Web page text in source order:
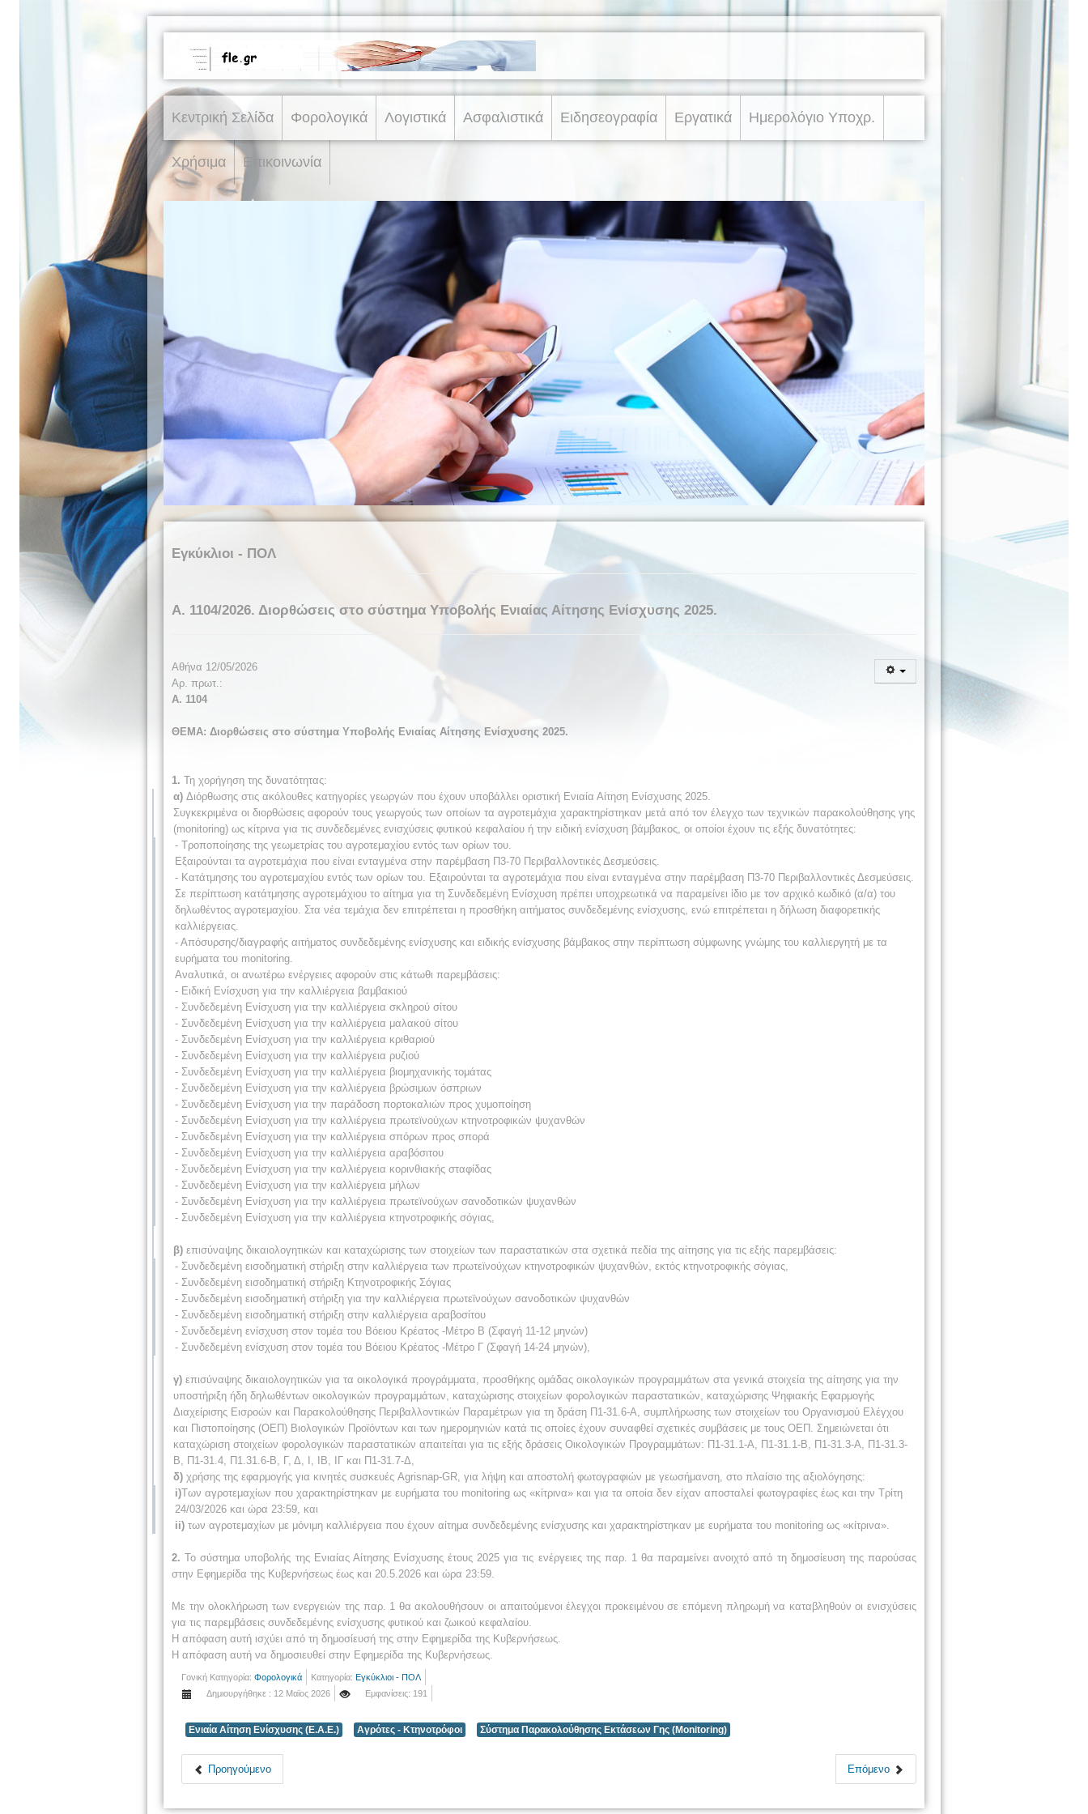
Κεντρική Σελίδα Φορολογικά Λογιστικά Ασφαλιστικά Ειδησεογραφία Εργατικά Ημερολόγιο Υποχρ.
Χρήσιμα Επικοινωνία
Εγκύκλιοι - ΠΟΛ
Α. 1104/2026. Διορθώσεις στο σύστημα Υποβολής Ενιαίας Αίτησης Ενίσχυσης 2025.
Αθήνα 12/05/2026
Αρ. πρωτ.:
Α. 1104
ΘΕΜΑ: Διορθώσεις στο σύστημα Υποβολής Ενιαίας Αίτησης Ενίσχυσης 2025.
1. Τη χορήγηση της δυνατότητας:
α) Διόρθωσης στις ακόλουθες κατηγορίες γεωργών που έχουν υποβάλλει οριστική Ενιαία Αίτηση Ενίσχυσης 2025.
Συγκεκριμένα οι διορθώσεις αφορούν τους γεωργούς των οποίων τα αγροτεμάχια χαρακτηρίστηκαν μετά από τον έλεγχο των τεχνικών παρακολούθησης γης
(monitoring) ως κίτρινα για τις συνδεδεμένες ενισχύσεις φυτικού κεφαλαίου ή την ειδική ενίσχυση βάμβακος, οι οποίοι έχουν τις εξής δυνατότητες:
- Τροποποίησης της γεωμετρίας του αγροτεμαχίου εντός των ορίων του.
Εξαιρούνται τα αγροτεμάχια που είναι ενταγμένα στην παρέμβαση Π3-70 Περιβαλλοντικές Δεσμεύσεις.
- Κατάτμησης του αγροτεμαχίου εντός των ορίων του. Εξαιρούνται τα αγροτεμάχια που είναι ενταγμένα στην παρέμβαση Π3-70 Περιβαλλοντικές Δεσμεύσεις.
Σε περίπτωση κατάτμησης αγροτεμάχιου το αίτημα για τη Συνδεδεμένη Ενίσχυση πρέπει υποχρεωτικά να παραμείνει ίδιο με τον αρχικό κωδικό (α/α) του
δηλωθέντος αγροτεμαχίου. Στα νέα τεμάχια δεν επιτρέπεται η προσθήκη αιτήματος συνδεδεμένης ενίσχυσης, ενώ επιτρέπεται η δήλωση διαφορετικής
καλλιέργειας.
- Απόσυρσης/διαγραφής αιτήματος συνδεδεμένης ενίσχυσης και ειδικής ενίσχυσης βάμβακος στην περίπτωση σύμφωνης γνώμης του καλλιεργητή με τα
ευρήματα του monitoring.
Αναλυτικά, οι ανωτέρω ενέργειες αφορούν στις κάτωθι παρεμβάσεις:
- Ειδική Ενίσχυση για την καλλιέργεια βαμβακιού
- Συνδεδεμένη Ενίσχυση για την καλλιέργεια σκληρού σίτου
- Συνδεδεμένη Ενίσχυση για την καλλιέργεια μαλακού σίτου
- Συνδεδεμένη Ενίσχυση για την καλλιέργεια κριθαριού
- Συνδεδεμένη Ενίσχυση για την καλλιέργεια ρυζιού
- Συνδεδεμένη Ενίσχυση για την καλλιέργεια βιομηχανικής τομάτας
- Συνδεδεμένη Ενίσχυση για την καλλιέργεια βρώσιμων όσπριων
- Συνδεδεμένη Ενίσχυση για την παράδοση πορτοκαλιών προς χυμοποίηση
- Συνδεδεμένη Ενίσχυση για την καλλιέργεια πρωτεϊνούχων κτηνοτροφικών ψυχανθών
- Συνδεδεμένη Ενίσχυση για την καλλιέργεια σπόρων προς σπορά
- Συνδεδεμένη Ενίσχυση για την καλλιέργεια αραβόσιτου
- Συνδεδεμένη Ενίσχυση για την καλλιέργεια κορινθιακής σταφίδας
- Συνδεδεμένη Ενίσχυση για την καλλιέργεια μήλων
- Συνδεδεμένη Ενίσχυση για την καλλιέργεια πρωτεϊνούχων σανοδοτικών ψυχανθών
- Συνδεδεμένη Ενίσχυση για την καλλιέργεια κτηνοτροφικής σόγιας,
β) επισύναψης δικαιολογητικών και καταχώρισης των στοιχείων των παραστατικών στα σχετικά πεδία της αίτησης για τις εξής παρεμβάσεις:
- Συνδεδεμένη εισοδηματική στήριξη στην καλλιέργεια των πρωτεϊνούχων κτηνοτροφικών ψυχανθών, εκτός κτηνοτροφικής σόγιας,
- Συνδεδεμένη εισοδηματική στήριξη Κτηνοτροφικής Σόγιας
- Συνδεδεμένη εισοδηματική στήριξη για την καλλιέργεια πρωτεϊνούχων σανοδοτικών ψυχανθών
- Συνδεδεμένη εισοδηματική στήριξη στην καλλιέργεια αραβοσίτου
- Συνδεδεμένη ενίσχυση στον τομέα του Βόειου Κρέατος -Μέτρο Β (Σφαγή 11-12 μηνών)
- Συνδεδεμένη ενίσχυση στον τομέα του Βόειου Κρέατος -Μέτρο Γ (Σφαγή 14-24 μηνών),
γ) επισύναψης δικαιολογητικών για τα οικολογικά προγράμματα, προσθήκης ομάδας οικολογικών προγραμμάτων στα γενικά στοιχεία της αίτησης για την
υποστήριξη ήδη δηλωθέντων οικολογικών προγραμμάτων, καταχώρισης στοιχείων φορολογικών παραστατικών, καταχώρισης Ψηφιακής Εφαρμογής
Διαχείρισης Εισροών και Παρακολούθησης Περιβαλλοντικών Παραμέτρων για τη δράση Π1-31.6-Α, συμπλήρωσης των στοιχείων του Οργανισμού Ελέγχου
και Πιστοποίησης (ΟΕΠ) Βιολογικών Προϊόντων και των ημερομηνιών κατά τις οποίες έχουν συναφθεί σχετικές συμβάσεις με τους ΟΕΠ. Σημειώνεται ότι
καταχώριση στοιχείων φορολογικών παραστατικών απαιτείται για τις εξής δράσεις Οικολογικών Προγραμμάτων: Π1-31.1-Α, Π1-31.1-Β, Π1-31.3-Α, Π1-31.3-
Β, Π1-31.4, Π1.31.6-Β, Γ, Δ, Ι, ΙΒ, ΙΓ και Π1-31.7-Δ,
δ) χρήσης της εφαρμογής για κινητές συσκευές Agrisnap-GR, για λήψη και αποστολή φωτογραφιών με γεωσήμανση, στο πλαίσιο της αξιολόγησης:
i)Των αγροτεμαχίων που χαρακτηρίστηκαν με ευρήματα του monitoring ως «κίτρινα» και για τα οποία δεν είχαν αποσταλεί φωτογραφίες έως και την Τρίτη
24/03/2026 και ώρα 23:59, και
ii) των αγροτεμαχίων με μόνιμη καλλιέργεια που έχουν αίτημα συνδεδεμένης ενίσχυσης και χαρακτηρίστηκαν με ευρήματα του monitoring ως «κίτρινα».
2. Το σύστημα υποβολής της Ενιαίας Αίτησης Ενίσχυσης έτους 2025 για τις ενέργειες της παρ. 1 θα παραμείνει ανοιχτό από τη δημοσίευση της παρούσας
στην Εφημερίδα της Κυβερνήσεως έως και 20.5.2026 και ώρα 23:59.
Με την ολοκλήρωση των ενεργειών της παρ. 1 θα ακολουθήσουν οι απαιτούμενοι έλεγχοι προκειμένου σε επόμενη πληρωμή να καταβληθούν οι ενισχύσεις
για τις παρεμβάσεις συνδεδεμένης ενίσχυσης φυτικού και ζωικού κεφαλαίου.
Η απόφαση αυτή ισχύει από τη δημοσίευσή της στην Εφημερίδα της Κυβερνήσεως.
Η απόφαση αυτή να δημοσιευθεί στην Εφημερίδα της Κυβερνήσεως.
Γονική Κατηγορία: Φορολογικά Κατηγορία: Εγκύκλιοι - ΠΟΛ
Δημιουργήθηκε : 12 Μαϊος 2026
Εμφανίσεις: 191
Ενιαία Αίτηση Ενίσχυσης (Ε.Α.Ε.) Αγρότες - Κτηνοτρόφοι Σύστημα Παρακολούθησης Εκτάσεων Γης (Monitoring)
Προηγούμενο Επόμενο